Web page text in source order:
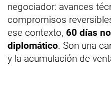
negociador: avances
compromisos
ese contexto, 60 días
diplomático. Son una
y la acumulación de